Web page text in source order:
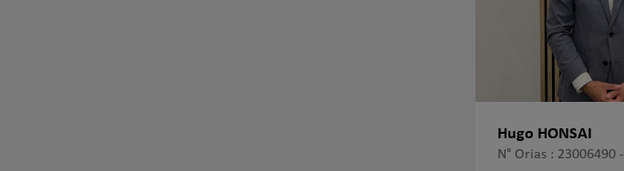
Hugo HONSAI
N° Orias : 23006490 -